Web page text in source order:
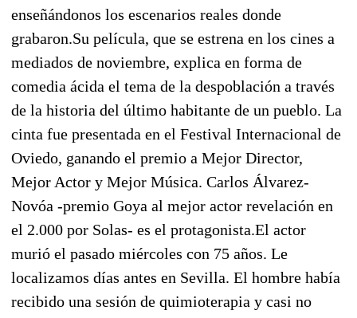
enseñándonos los escenarios reales donde
grabaron.Su película, que se estrena en los cines a
mediados de noviembre, explica en forma de
comedia ácida el tema de la despoblación a través
de la historia del último habitante de un pueblo. La
cinta fue presentada en el Festival Internacional de
Oviedo, ganando el premio a Mejor Director,
Mejor Actor y Mejor Música. Carlos Álvarez-
Novóa -premio Goya al mejor actor revelación en
el 2.000 por Solas- es el protagonista.El actor
murió el pasado miércoles con 75 años. Le
localizamos días antes en Sevilla. El hombre había
recibido una sesión de quimioterapia y casi no